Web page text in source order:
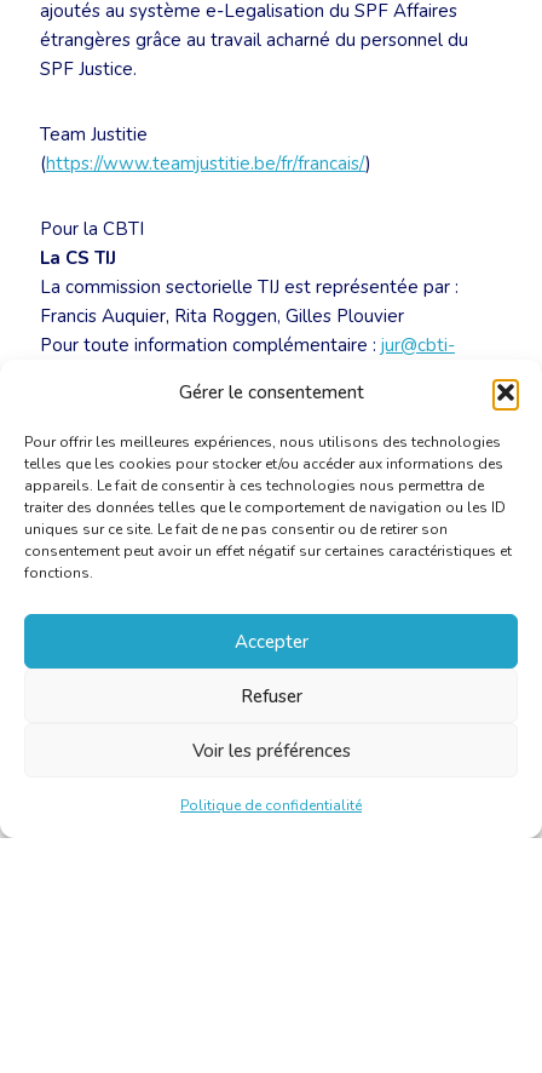
Gérer le consentement
Pour offrir les meilleures expériences, nous utilisons des technologies
telles que les cookies pour stocker et/ou accéder aux informations des
appareils. Le fait de consentir à ces technologies nous permettra de
traiter des données telles que le comportement de navigation ou les ID
uniques sur ce site. Le fait de ne pas consentir ou de retirer son
consentement peut avoir un effet négatif sur certaines caractéristiques et
fonctions.
Accepter
Refuser
Voir les préférences
Politique de confidentialité
ajoutés au système e-Legalisation du SPF Affaires
étrangères grâce au travail acharné du personnel du
SPF Justice.
Team Justitie
(https://www.teamjustitie.be/fr/francais/)
Pour la CBTI
La CS TIJ
La commission sectorielle TIJ est représentée par :
Francis Auquier, Rita Roggen, Gilles Plouvier
Pour toute information complémentaire : jur@cbti-